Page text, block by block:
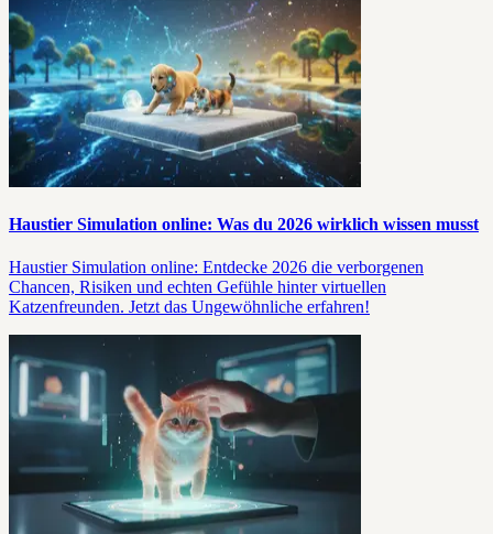
Haustier Simulation online: Was du 2026 wirklich wissen musst
Haustier Simulation online: Entdecke 2026 die verborgenen
Chancen, Risiken und echten Gefühle hinter virtuellen
Katzenfreunden. Jetzt das Ungewöhnliche erfahren!